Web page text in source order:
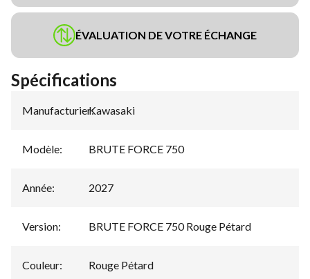
ÉVALUATION DE VOTRE ÉCHANGE
Spécifications
Manufacturier:
Kawasaki
Modèle: BRUTE FORCE 750
Année: 2027
Version: BRUTE FORCE 750 Rouge Pétard
Couleur: Rouge Pétard